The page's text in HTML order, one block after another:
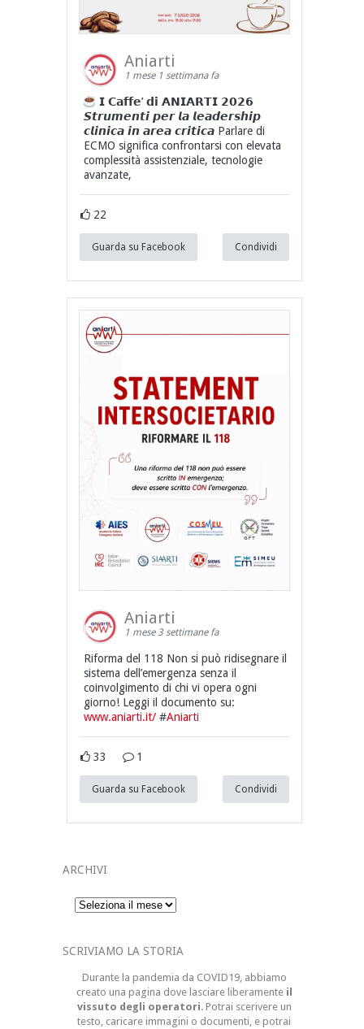
Aniarti
1 mese 1 settimana fa
𝗜 𝗖𝗮𝗳𝗳𝗲’ 𝗱𝗶 𝗔𝗡𝗜𝗔𝗥𝗧𝗜 𝟮𝟬𝟮𝟲
𝙎𝙩𝙧𝙪𝙢𝙚𝙣𝙩𝙞 𝙥𝙚𝙧 𝙡𝙖 𝙡𝙚𝙖𝙙𝙚𝙧𝙨𝙝𝙞𝙥
𝙘𝙡𝙞𝙣𝙞𝙘𝙖 𝙞𝙣 𝙖𝙧𝙚𝙖 𝙘𝙧𝙞𝙩𝙞𝙘𝙖 Parlare di
ECMO significa confrontarsi con elevata
complessità assistenziale, tecnologie
avanzate,
22
Guarda su Facebook Condividi
Aniarti
1 mese 3 settimane fa
Riforma del 118 Non si può ridisegnare il
sistema dell’emergenza senza il
coinvolgimento di chi vi opera ogni
giorno! Leggi il documento su:
www.aniarti.it/#Aniarti
33 1
Guarda su Facebook Condividi
ARCHIVI
Archivi
SCRIVIAMO LA STORIA
Durante la pandemia da COVID19, abbiamo
creato una pagina dove lasciare liberamenteil
vissuto degli operatori. Potrai scerivere un
testo, caricare immagini o documenti, e potrai